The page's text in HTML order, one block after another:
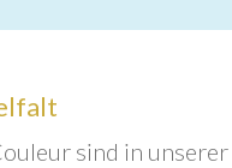
sind in unserer